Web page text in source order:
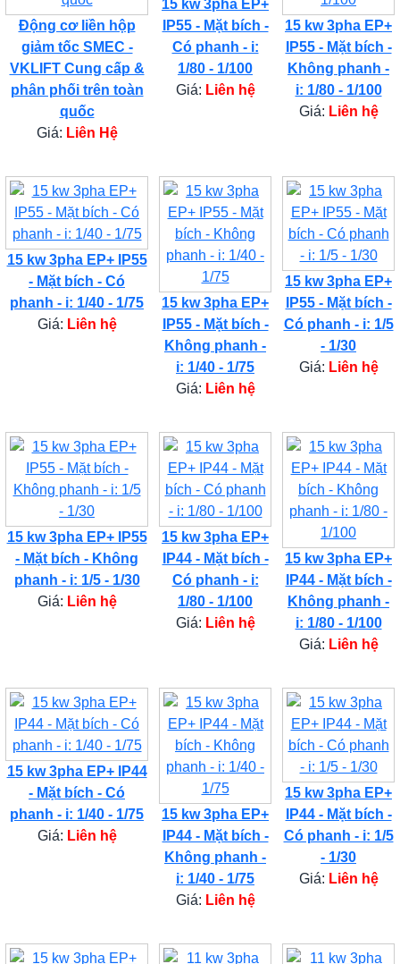
Động cơ liền hộp
giảm tốc SMEC -
VKLIFT Cung cấp &
phân phối trên toàn
quốc
Giá: Liên Hệ
15 kw 3pha EP+
IP55 - Mặt bích -
Có phanh - i:
1/80 - 1/100
Giá: Liên hệ
15 kw 3pha EP+
IP55 - Mặt bích -
Không phanh -
i: 1/80 - 1/100
Giá: Liên hệ
15 kw 3pha EP+ IP55
- Mặt bích - Có
phanh - i: 1/40 - 1/75
Giá: Liên hệ
15 kw 3pha EP+
IP55 - Mặt bích -
Không phanh -
i: 1/40 - 1/75
Giá: Liên hệ
15 kw 3pha EP+
IP55 - Mặt bích -
Có phanh - i: 1/5
- 1/30
Giá: Liên hệ
15 kw 3pha EP+ IP55
- Mặt bích - Không
phanh - i: 1/5 - 1/30
Giá: Liên hệ
15 kw 3pha EP+
IP44 - Mặt bích -
Có phanh - i:
1/80 - 1/100
Giá: Liên hệ
15 kw 3pha EP+
IP44 - Mặt bích -
Không phanh -
i: 1/80 - 1/100
Giá: Liên hệ
15 kw 3pha EP+ IP44
- Mặt bích - Có
phanh - i: 1/40 - 1/75
Giá: Liên hệ
15 kw 3pha EP+
IP44 - Mặt bích -
Không phanh -
i: 1/40 - 1/75
Giá: Liên hệ
15 kw 3pha EP+
IP44 - Mặt bích -
Có phanh - i: 1/5
- 1/30
Giá: Liên hệ